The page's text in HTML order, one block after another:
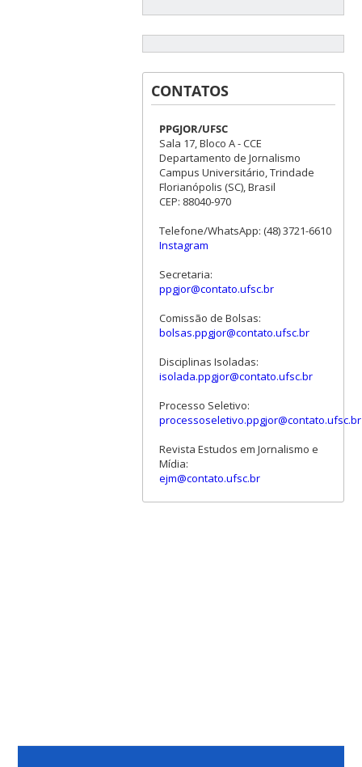
CONTATOS
PPGJOR/UFSC
Sala 17, Bloco A - CCE
Departamento de Jornalismo
Campus Universitário, Trindade
Florianópolis (SC), Brasil
CEP: 88040-970
Telefone/WhatsApp: (48) 3721-6610
Instagram
Secretaria:
ppgjor@contato.ufsc.br
Comissão de Bolsas:
bolsas.ppgjor@contato.ufsc.br
Disciplinas Isoladas:
isolada.ppgjor@contato.ufsc.br
Processo Seletivo:
processoseletivo.ppgjor@contato.ufsc.br
Revista Estudos em Jornalismo e
Mídia:
ejm@contato.ufsc.br